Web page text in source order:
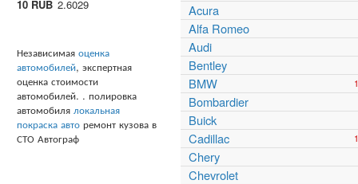
10 RUB 2.6029
Независимая оценка
автомобилей, экспертная
оценка стоимости
автомобилей. . полировка
автомобиля локальная
покраска авто ремонт кузова в
СТО Автограф
Acura
Alfa Romeo
Audi
Bentley
BMW
Bombardier
Buick
Cadillac
Chery
Chevrolet